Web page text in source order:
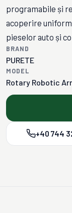
programabile și
acoperire
pieselor auto și
BRAND
PURETE
MODEL
Rotary Robotic
+40 744